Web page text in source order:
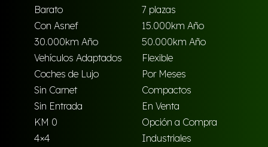
Barato
7 plazas
Con Asnef
15.000km Año
30.000km Año
50.000km Año
Vehículos Adaptados
Flexible
Coches de Lujo
Por Meses
Sin Carnet
Compactos
Sin Entrada
En Venta
KM 0
Opción a Compra
4×4
Industriales